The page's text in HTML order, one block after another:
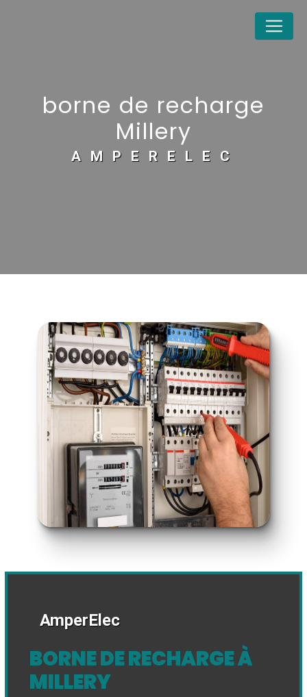
borne de recharge
Millery
AMPERELEC
AmperElec
BORNE DE RECHARGE À
MILLERY